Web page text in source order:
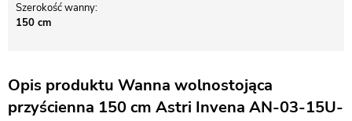
Szerokość wanny
150 cm
Opis produktu Wanna wolnostojąca
przyścienna 150 cm Astri Invena AN-03-15U-